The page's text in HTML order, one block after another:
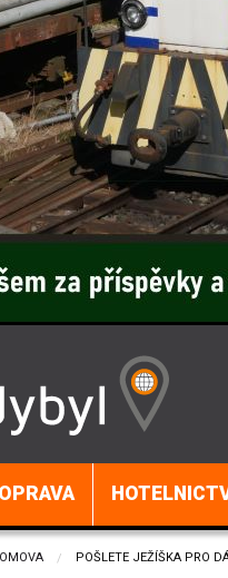
CURRENT:
POŠLETE JEŽÍŠKA PRO